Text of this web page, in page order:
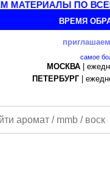
ПО ВСЕЙ
ВРЕМЯ
самое
МОСКВА|
ПЕТЕРБУРГ|